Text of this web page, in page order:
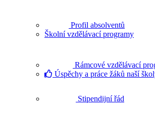
Profil absolventů
Školní vzdělávací programy
Rámcové vzdělávací
Úspěchy a práce žáků naší
Stipendijní řád